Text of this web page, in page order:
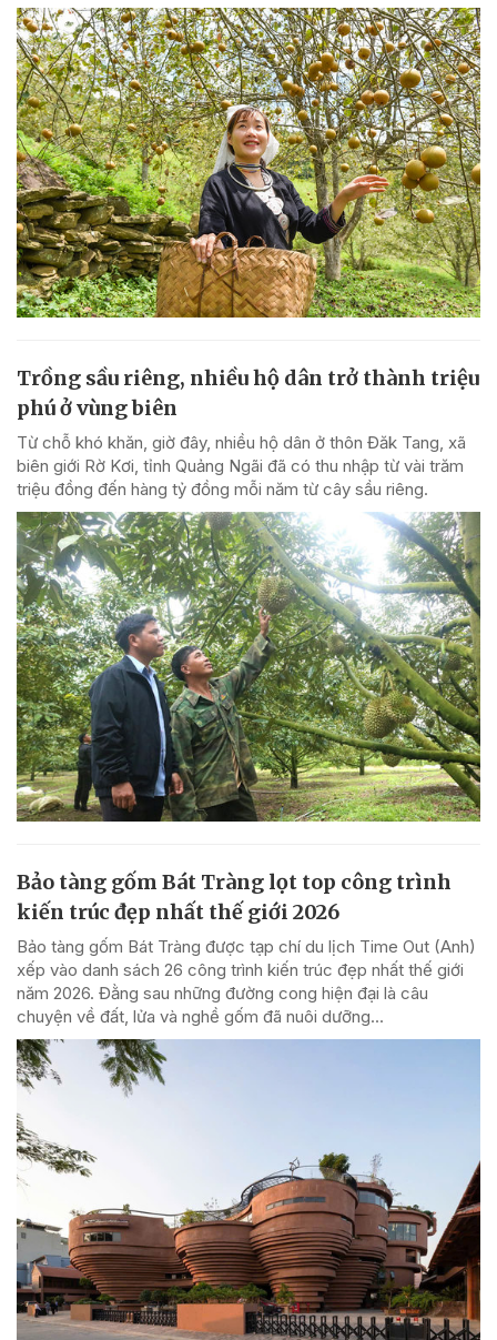
Trồng sầu riêng, nhiều hộ dân trở thành triệu
phú ở vùng biên
Từ chỗ khó khăn, giờ đây, nhiều hộ dân ở thôn Đăk Tang, xã
biên giới Rờ Kơi, tỉnh Quảng Ngãi đã có thu nhập từ vài trăm
triệu đồng đến hàng tỷ đồng mỗi năm từ cây sầu riêng.
Bảo tàng gốm Bát Tràng lọt top công trình
kiến trúc đẹp nhất thế giới 2026
Bảo tàng gốm Bát Tràng được tạp chí du lịch Time Out (Anh)
xếp vào danh sách 26 công trình kiến trúc đẹp nhất thế giới
năm 2026. Đằng sau những đường cong hiện đại là câu
chuyện về đất, lửa và nghề gốm đã nuôi dưỡng...